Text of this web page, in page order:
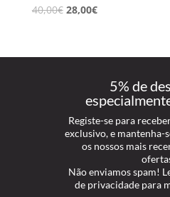
40,00€ 28,00€
5% de
Registe-se para
exclusivo, e mantenha-
os nossos mais
Não enviamos spam!
de privacidade para